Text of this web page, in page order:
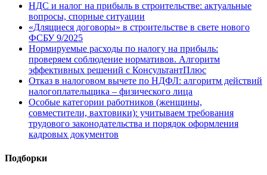
НДС и налог на прибыль в строительстве: актуальные
вопросы, спорные ситуации
«Длящиеся договоры» в строительстве в свете нового
ФСБУ 9/2025
Нормируемые расходы по налогу на прибыль:
проверяем соблюдение нормативов. Алгоритм
эффективных решений с КонсультантПлюс
Отказ в налоговом вычете по НДФЛ: алгоритм действий
налогоплательщика – физического лица
Особые категории работников (женщины,
совместители, вахтовики): учитываем требования
трудового законодательства и порядок оформления
кадровых документов
Подборки